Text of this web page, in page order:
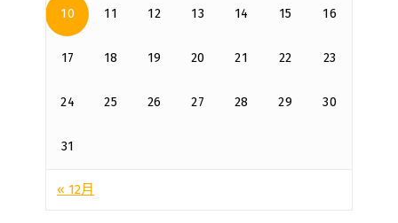
10 11 12 13 14 15 16
17 18 19 20 21 22 23
24 25 26 27 28 29 30
31
« 12月